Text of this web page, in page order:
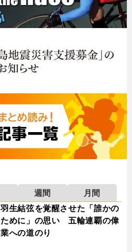
週間
月間
羽生結弦を覚醒させた「誰かの
ために」の思い 五輪連覇の偉
業への道のり